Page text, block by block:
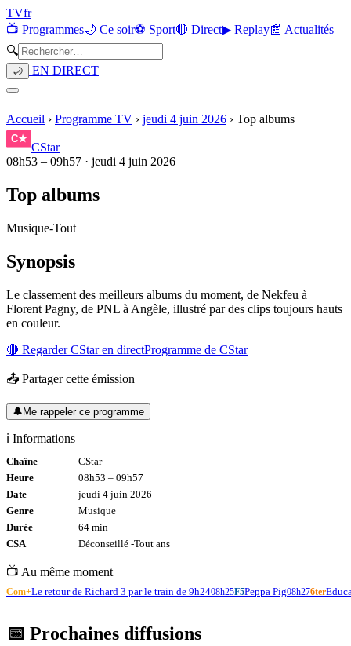
TVfr
📺 Programmes🌙 Ce soir⚽ Sport🔴 Direct▶ Replay📰 Actualités
🔍
🌙 EN DIRECT
Accueil › Programme TV › jeudi 4 juin 2026 › Top albums
CStar
08h53 – 09h57 · jeudi 4 juin 2026
Top albums
Musique-Tout
Synopsis
Le classement des meilleurs albums du moment, de Nekfeu à
Florent Pagny, de PNL à Angèle, illustré par des clips toujours hauts
en couleur.
🔴 RegarderCStaren directProgramme de CStar
📤 Partager cette émission
🔔Me rappeler ce programme
ℹ️ Informations
Chaîne
CStar
Heure
08h53 – 09h57
Date
jeudi 4 juin 2026
Genre
Musique
Durée
64 min
CSA
Déconseillé -Tout ans
📺 Au même moment
Com+Le retour de Richard 3 par le train de 9h2408h25F5Peppa Pig08h276ter
📅 Prochaines diffusions